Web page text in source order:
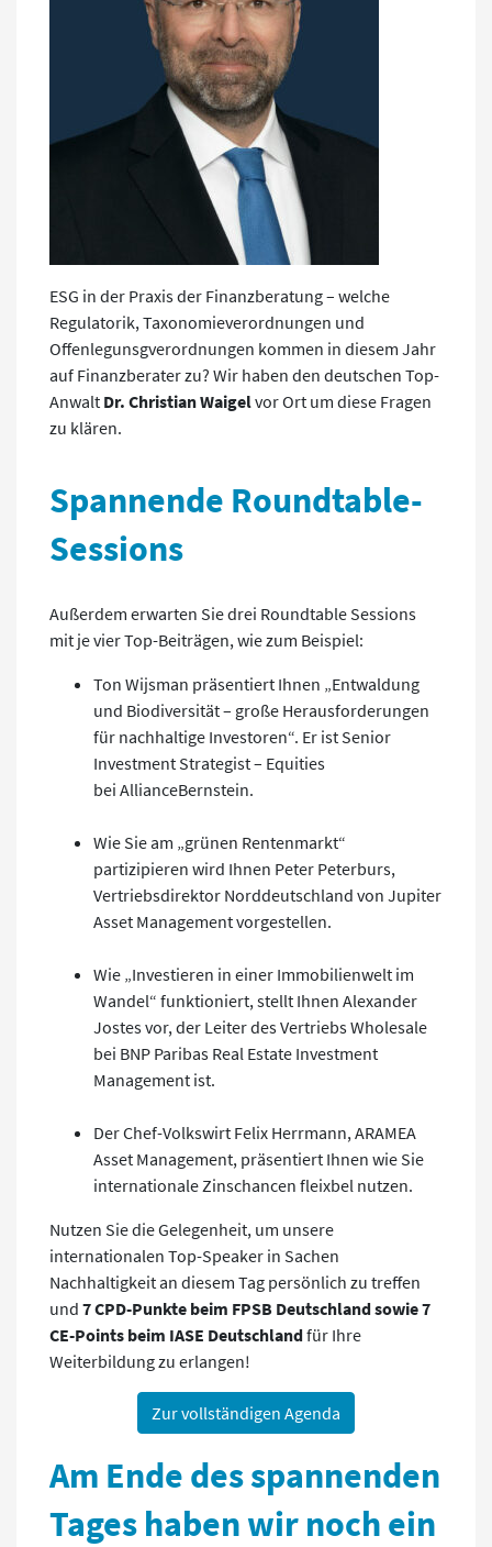
ESG in der Praxis der Finanzberatung – welche
Regulatorik, Taxonomieverordnungen und
Offenlegunsgverordnungen kommen in diesem Jahr
auf Finanzberater zu? Wir haben den deutschen Top-
Anwalt Dr. Christian Waigelvor Ort um diese Fragen
zu klären.
Spannende Roundtable-
Sessions
Außerdem erwarten Sie drei Roundtable Sessions
mit je vier Top-Beiträgen, wie zum Beispiel:
Ton Wijsman präsentiert Ihnen „Entwaldung
und Biodiversität – große Herausforderungen
für nachhaltige Investoren“. Er ist Senior
Investment Strategist – Equities
bei AllianceBernstein.
Wie Sie am „grünen Rentenmarkt“
partizipieren wird Ihnen Peter Peterburs,
Vertriebsdirektor Norddeutschland von Jupiter
Asset Management vorgestellen.
Wie „Investieren in einer Immobilienwelt im
Wandel“ funktioniert, stellt Ihnen Alexander
Jostes vor, der Leiter des Vertriebs Wholesale
bei BNP Paribas Real Estate Investment
Management ist.
Der Chef-Volkswirt Felix Herrmann, ARAMEA
Asset Management, präsentiert Ihnen wie Sie
internationale Zinschancen fleixbel nutzen.
Nutzen Sie die Gelegenheit, um unsere
internationalen Top-Speaker in Sachen
Nachhaltigkeit an diesem Tag persönlich zu treffen
und 7 CPD-Punkte beim FPSB Deutschland sowie 7
CE-Points beim IASE Deutschlandfür Ihre
Weiterbildung zu erlangen!
Zur vollständigen Agenda
Am Ende des spannenden
Tages haben wir noch ein